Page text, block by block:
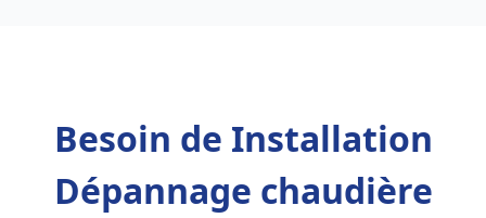
Besoin de Installation
Dépannage chaudière